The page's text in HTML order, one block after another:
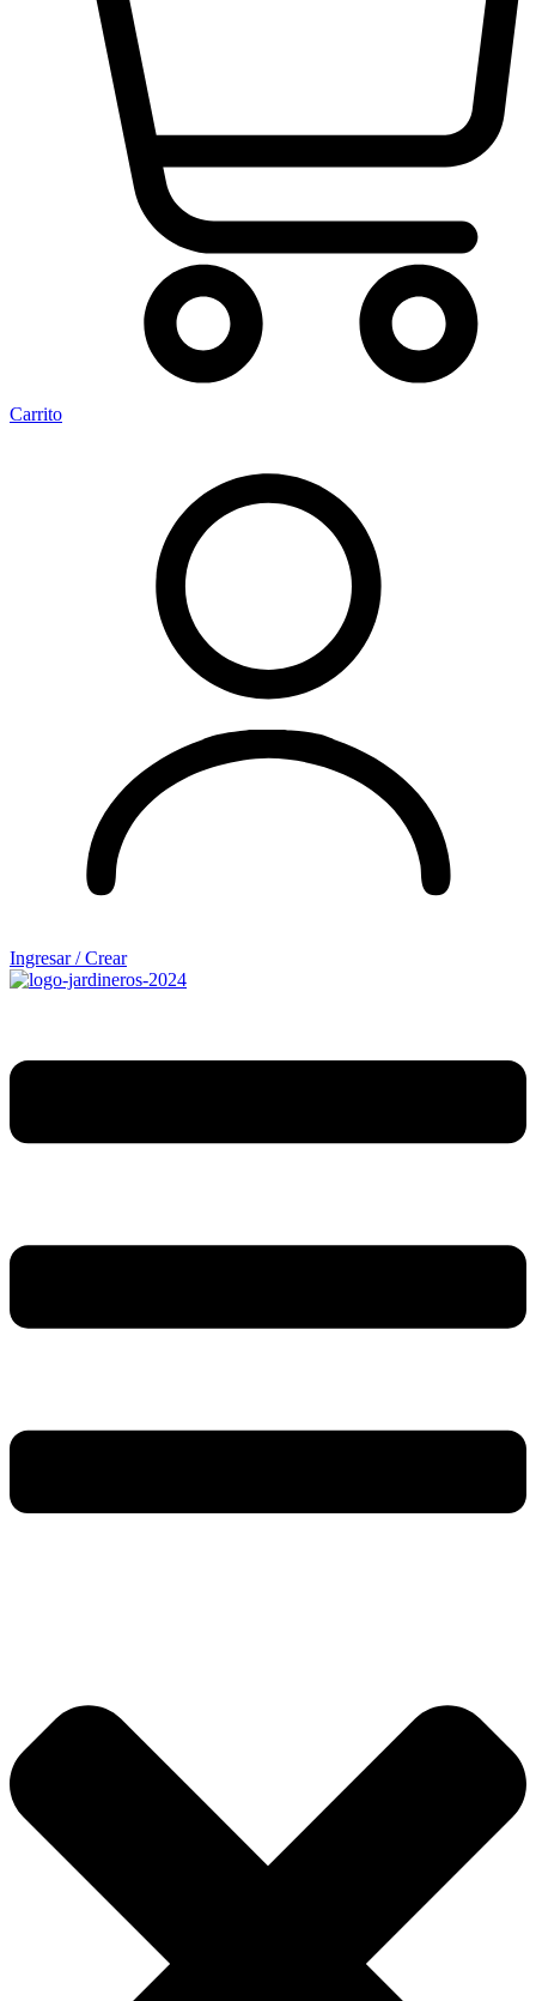
Carrito
Ingresar / Crear